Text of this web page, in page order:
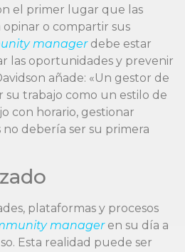
el primer lugar que las
opinar o compartir sus
managerdebe estar
las oportunidades y prevenir
añade: «Un gestor de
su trabajo como un estilo de
con horario, gestionar
debería ser su primera
plataformas y procesos
manageren su día a
Esta realidad puede ser